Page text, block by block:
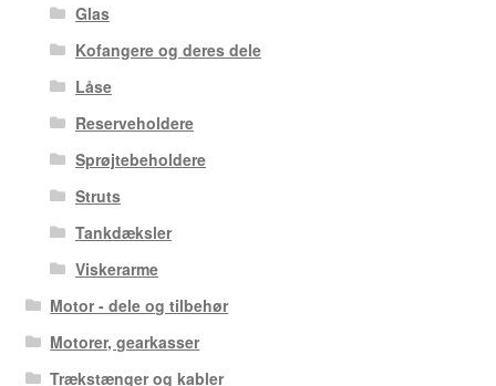
Glas
Kofangere og deres dele
Låse
Reserveholdere
Sprøjtebeholdere
Struts
Tankdæksler
Viskerarme
Motor - dele og tilbehør
Motorer, gearkasser
Trækstænger og kabler